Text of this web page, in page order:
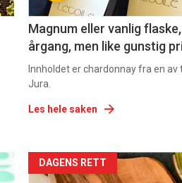
Magnum eller vanlig
årgang, men like gunstig
Innholdet er chardonnay fra en av
Jura.
Les hele saken
Forsiden
DAGENS RETT